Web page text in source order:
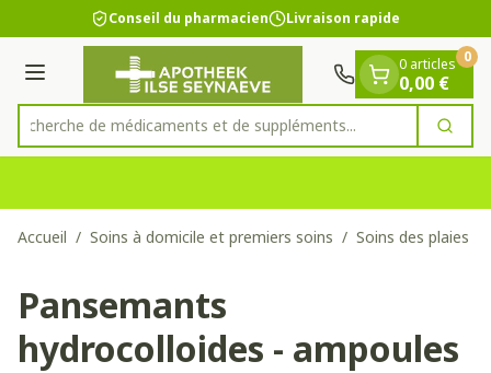
Aller au contenu
1 de 1
Conseil du pharmacien Livraison rapide
Menu
Rechercher
Recherche de médicaments et de suppléments...
0 articles
0,00 €
0
Accueil / Soins à domicile et premiers soins / Soins des plaies
Pansemants
hydrocolloides - ampoules